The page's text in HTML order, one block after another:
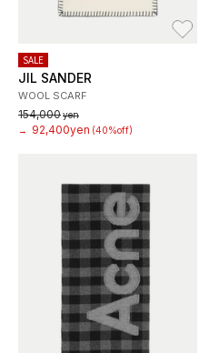
SALE
JIL SANDER
WOOL SCARF
154,000yen
→
92,400yen (40%off)